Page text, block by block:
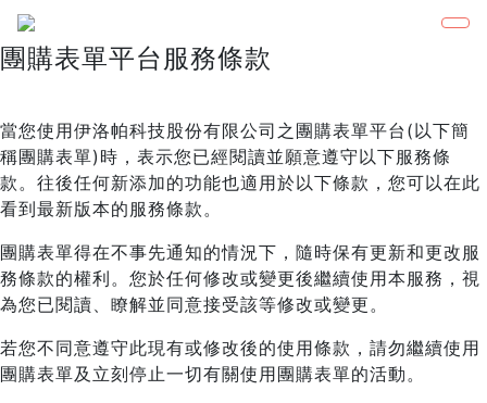
團購表單平台服務條款
當您使用伊洛帕科技股份有限公司之團購表單平台(以下簡
稱團購表單)時，表示您已經閱讀並願意遵守以下服務條
款。往後任何新添加的功能也適用於以下條款，您可以在此
看到最新版本的服務條款。
團購表單得在不事先通知的情況下，隨時保有更新和更改服
務條款的權利。您於任何修改或變更後繼續使用本服務，視
為您已閱讀、瞭解並同意接受該等修改或變更。
若您不同意遵守此現有或修改後的使用條款，請勿繼續使用
團購表單及立刻停止一切有關使用團購表單的活動。